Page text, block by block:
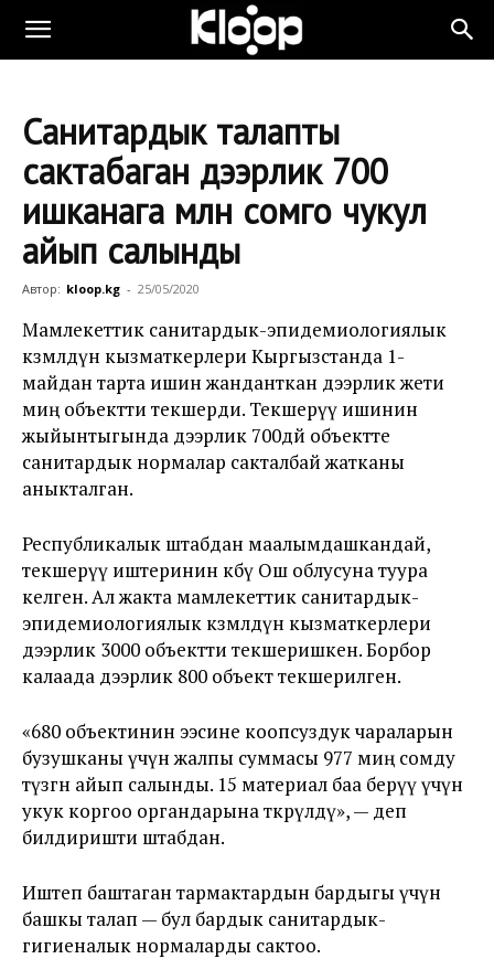
Санитардык талапты
сактабаган дээрлик 700
ишканага млн сомго чукул
айып салынды
Автор: kloop.kg - 25/05/2020
Мамлекеттик санитардык-эпидемиологиялык
көзөмөлдүн кызматкерлери Кыргызстанда 1-
майдан тарта ишин жанданткан дээрлик жети
миң объектти текшерди. Текшерүү ишинин
жыйынтыгында дээрлик 700дөй объектте
санитардык нормалар сакталбай жатканы
аныкталган.
Республикалык штабдан маалымдашкандай,
текшерүү иштеринин көбү Ош облусуна туура
келген. Ал жакта мамлекеттик санитардык-
эпидемиологиялык көзөмөлдүн кызматкерлери
дээрлик 3000 объектти текшеришкен. Борбор
калаада дээрлик 800 объект текшерилген.
«680 объектинин ээсине коопсуздук чараларын
бузушканы үчүн жалпы суммасы 977 миң сомду
түзгөн айып салынды. 15 материал баа берүү үчүн
укук коргоо органдарына өткөрүлдү», — деп
билдиришти штабдан.
Иштеп баштаган тармактардын бардыгы үчүн
башкы талап — бул бардык санитардык-
гигиеналык нормаларды сактоо.